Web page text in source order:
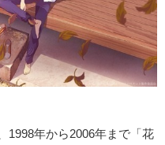
1998年から2006年まで「花